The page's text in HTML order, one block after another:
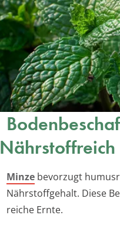
Minze bevorzugt
Nährstoffgehalt. Diese
reiche Ernte.